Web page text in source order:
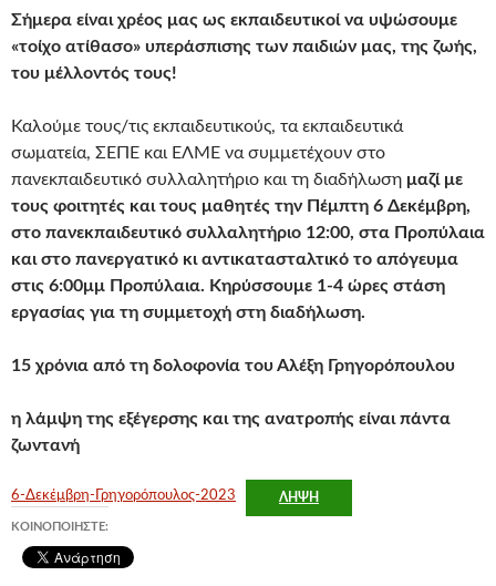
Σήμερα είναι χρέος μας ως εκπαιδευτικοί να υψώσουμε
«τοίχο ατίθασο» υπεράσπισης των παιδιών μας, της ζωής,
του μέλλοντός τους!
Καλούμε τους/τις εκπαιδευτικούς, τα εκπαιδευτικά
σωματεία, ΣΕΠΕ και ΕΛΜΕ να συμμετέχουν στο
πανεκπαιδευτικό συλλαλητήριο και τη διαδήλωση μαζί με
τους φοιτητές και τους μαθητές την Πέμπτη 6 Δεκέμβρη,
στο πανεκπαιδευτικό συλλαλητήριο 12:00, στα Προπύλαια
και στο πανεργατικό κι αντικατασταλτικό το απόγευμα
στις 6:00μμ Προπύλαια. Κηρύσσουμε 1-4 ώρες στάση
εργασίας για τη συμμετοχή στη διαδήλωση.
15 χρόνια από τη δολοφονία του Αλέξη Γρηγορόπουλου
η λάμψη της εξέγερσης και της ανατροπής είναι πάντα
ζωντανή
6-Δεκέμβρη-Γρηγορόπουλος-2023 ΛΉΨΗ
ΚΟΙΝΟΠΟΙΉΣΤΕ: